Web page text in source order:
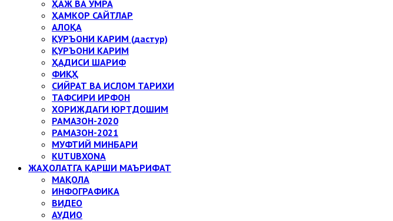
ҲАЖ ВА УМРА
ҲАМКОР САЙТЛАР
АЛОҚА
ҚУРЪОНИ КАРИМ (дастур)
ҚУРЪОНИ КАРИМ
ҲАДИСИ ШАРИФ
ФИҚҲ
СИЙРАТ ВА ИСЛОМ ТАРИХИ
ТАФСИРИ ИРФОН
ХОРИЖДАГИ ЮРТДОШИМ
РАМАЗОН-2020
РАМАЗОН-2021
МУФТИЙ МИНБАРИ
KUTUBXONA
ЖАҲОЛАТГА ҚАРШИ МАЪРИФАТ
МАҚОЛА
ИНФОГРАФИКА
ВИДЕО
АУДИО